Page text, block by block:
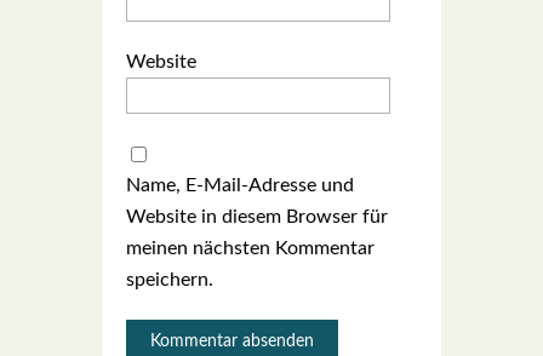
Website
Name, E-Mail-Adresse und
Website in diesem Browser für
meinen nächsten Kommentar
speichern.